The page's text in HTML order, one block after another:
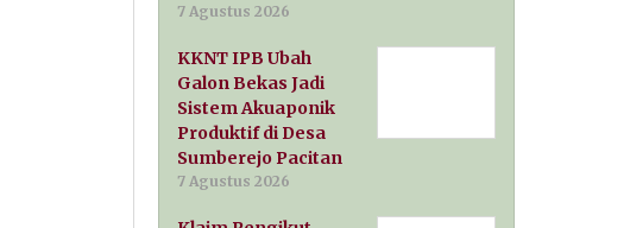
7 Agustus 2026
KKNT IPB Ubah
Galon Bekas Jadi
Sistem Akuaponik
Produktif di Desa
Sumberejo Pacitan
7 Agustus 2026